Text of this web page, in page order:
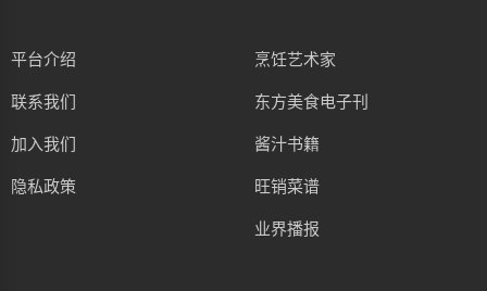
平台介绍
联系我们
加入我们
隐私政策
烹饪艺术家
东方美食电子刊
酱汁书籍
旺销菜谱
业界播报